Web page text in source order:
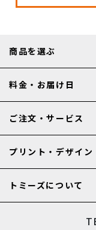
商品を選ぶ
料金・お届け日
ご注文・サービス
プリント・デザイン
トミーズについて